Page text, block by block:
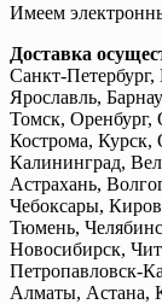
Имеем
Доставка
Санкт-
Ярославль,
Томск, Оренбург,
Кострома, Курск,
Калининград,
Астрахань,
Чебоксары,
Тюмень,
Новосибирск,
Петропавловск-
Алматы, Астана,